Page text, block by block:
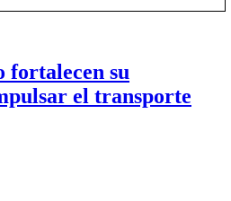
fortalecen su
el transporte